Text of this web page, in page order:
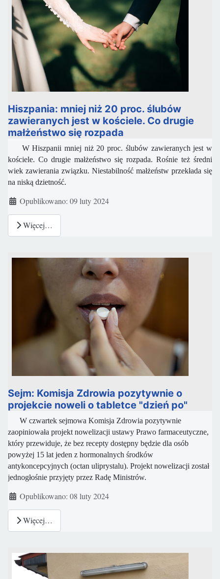
Hiszpania: mniej niż 20 proc. ślubów
zawieranych jest w kościele. Co drugie
małżeństwo się rozpada
W Hiszpanii mniej niż 20 proc. ślubów zawieranych jest w
kościele. Co drugie małżeństwo się rozpada. Rośnie też średni
wiek zawierania związku. Niestabilność małżeństw przekłada się
na niską dzietność.
Szczegóły
Opublikowano: 09 luty 2024
Więcej…
Sejm: Komisja Zdrowia pozytywnie o
projekcie noweli o tabletce "dzień po"
W czwartek sejmowa Komisja Zdrowia pozytywnie
zaopiniowała projekt nowelizacji ustawy Prawo farmaceutyczne,
który przewiduje, że bez recepty dostępny będzie dla osób
powyżej 15 lat jeden z hormonalnych środków
antykoncepcyjnych (octan uliprystalu). Projekt nowelizacji został
jednogłośnie przyjęty przez Radę Ministrów.
Szczegóły
Opublikowano: 08 luty 2024
Więcej…